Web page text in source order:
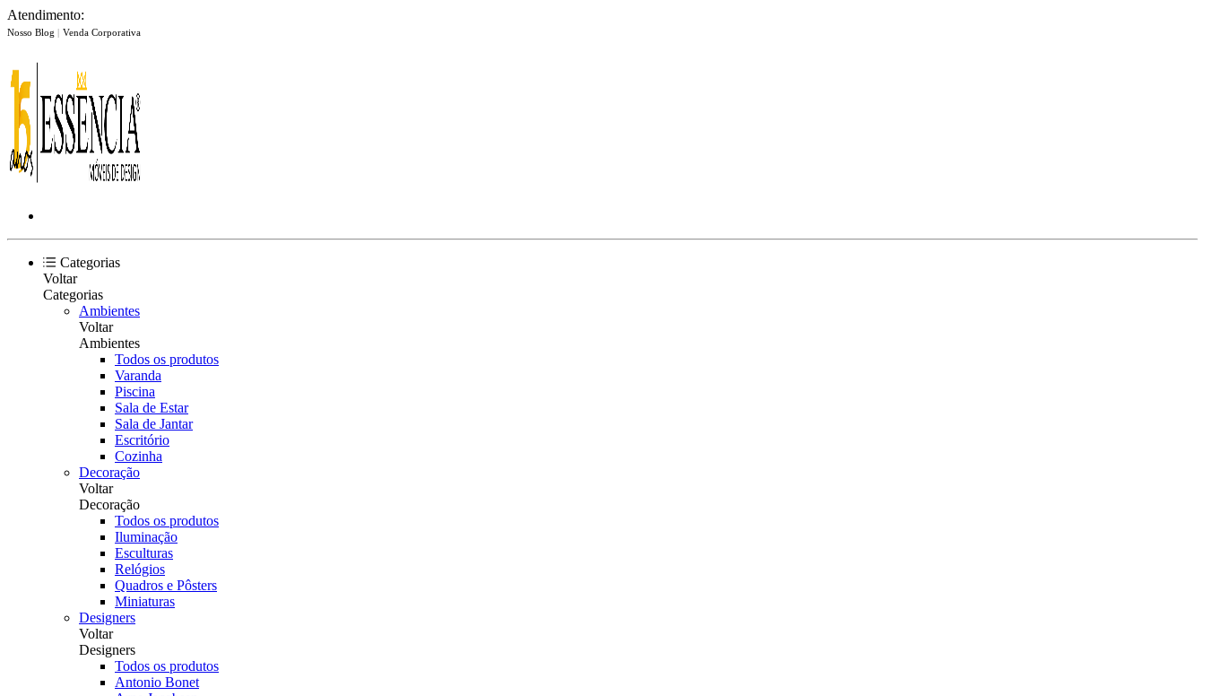
Atendimento:
Nosso Blog | Venda Corporativa
Categorias
Voltar
Categorias
Ambientes
Voltar
Ambientes
Todos os produtos
Varanda
Piscina
Sala de Estar
Sala de Jantar
Escritório
Cozinha
Decoração
Voltar
Decoração
Todos os produtos
Iluminação
Esculturas
Relógios
Quadros e Pôsters
Miniaturas
Designers
Voltar
Designers
Todos os produtos
Antonio Bonet